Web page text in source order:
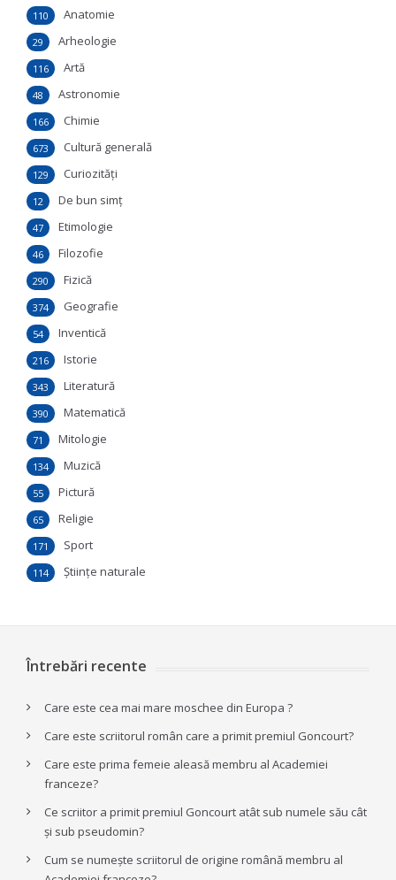
Anatomie
110
Arheologie
29
Artă
116
Astronomie
48
Chimie
166
Cultură generală
673
Curiozităţi
129
De bun simţ
12
Etimologie
47
Filozofie
46
Fizică
290
Geografie
374
Inventică
54
Istorie
216
Literatură
343
Matematică
390
Mitologie
71
Muzică
134
Pictură
55
Religie
65
Sport
171
Ştiinţe naturale
114
Întrebări recente
Care este cea mai mare moschee din Europa ?
Care este scriitorul român care a primit premiul Goncourt?
Care este prima femeie aleasă membru al Academiei
franceze?
Ce scriitor a primit premiul Goncourt atât sub numele său cât
și sub pseudomin?
Cum se numește scriitorul de origine română membru al